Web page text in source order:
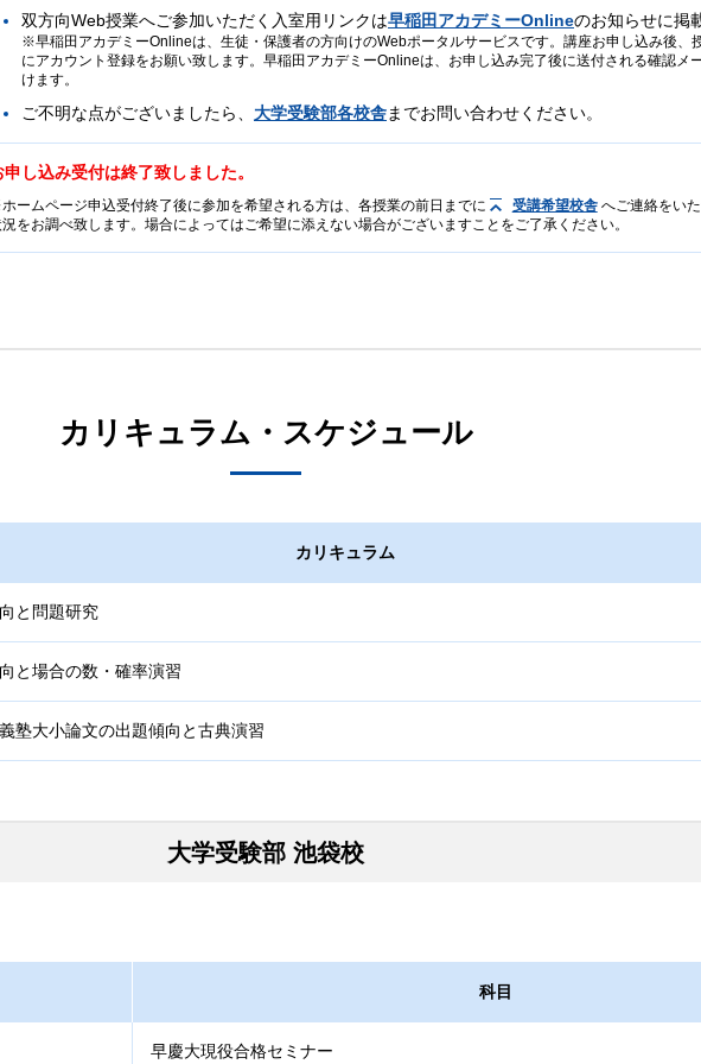
双方向Web授業へご参加いただく入室用リンクは早稲田アカデミーOnlineのお知らせに掲
早稲田アカデミーOnlineは、生徒・保護者の方向けのWebポータルサービスです。講座お申し込み後、
にアカウント登録をお願い致します。早稲田アカデミーOnlineは、お申し込み完了後に送付される確認メ
けます。
ご不明な点がございましたら、 大学受験部各校舎までお問い合わせください。
申し込み受付は終了致しました。
ホームページ申込受付終了後に参加を希望される方は、各授業の前日までに 受講希望校舎へご連絡をい
をお調べ致します。場合によってはご希望に添えない場合がございますことをご了承ください。
カリキュラム・スケジュール
カリキュラム
と問題研究
と場合の数・確率演習
塾大小論文の出題傾向と古典演習
大学受験部 池袋校
科目
早慶大現役合格セミナー